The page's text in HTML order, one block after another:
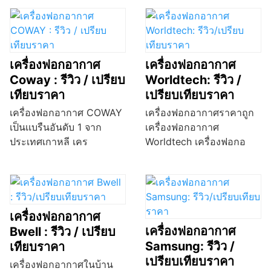
เครื่องฟอกอากาศ
Coway : รีวิว / เปรียบ
เทียบราคา
เครื่องฟอกอากาศ COWAY
เป็นเเบรืนอันดับ 1 จาก
ประเทศเกาหลี เคร
เครื่องฟอกอากาศ
Worldtech: รีวิว /
เปรียบเทียบราคา
เครื่องฟอกอากาศราคาถูก
เครื่องฟอกอากาศ
Worldtech เครื่องฟอกอ
เครื่องฟอกอากาศ
Bwell : รีวิว / เปรียบ
เทียบราคา
เครื่องฟอกอากาศในบ้าน
เครื่องฟอกอากาศ
Samsung: รีวิว /
เปรียบเทียบราคา